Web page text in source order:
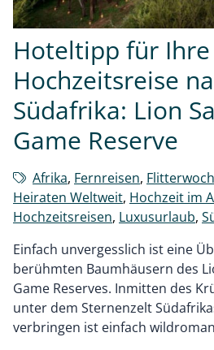
Hoteltipp für Ihre
Hochzeitsreise
Südafrika: Lion
Game Reserve
Afrika, Fernreisen,
Heiraten Weltweit, Hochzeit im
Hochzeitsreisen, Luxusurlaub,
Einfach unvergesslich ist eine
berühmten Baumhäusern des
Game Reserves. Inmitten des
unter dem Sternenzelt
verbringen ist einfach